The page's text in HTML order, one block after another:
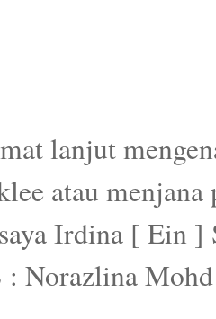
lanjut
atau
Irdina [ Ein ]
: Norazlina